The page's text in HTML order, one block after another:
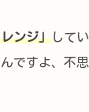
ンジ」して
ですよ、不思